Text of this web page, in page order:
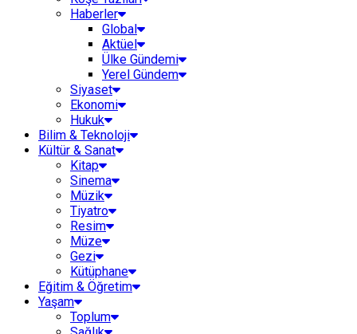
Haberler
Global
Aktüel
Ülke Gündemi
Yerel Gündem
Siyaset
Ekonomi
Hukuk
Bilim & Teknoloji
Kültür & Sanat
Kitap
Sinema
Müzik
Tiyatro
Resim
Müze
Gezi
Kütüphane
Eğitim & Öğretim
Yaşam
Toplum